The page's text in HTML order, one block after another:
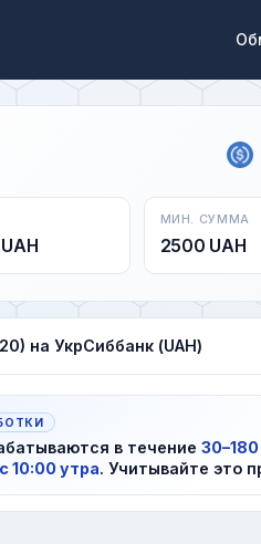
МИН. СУММА
2500 UAH
на УкрСиббанк (UAH)
в течение
с 10:00 утра. Учитывайте это